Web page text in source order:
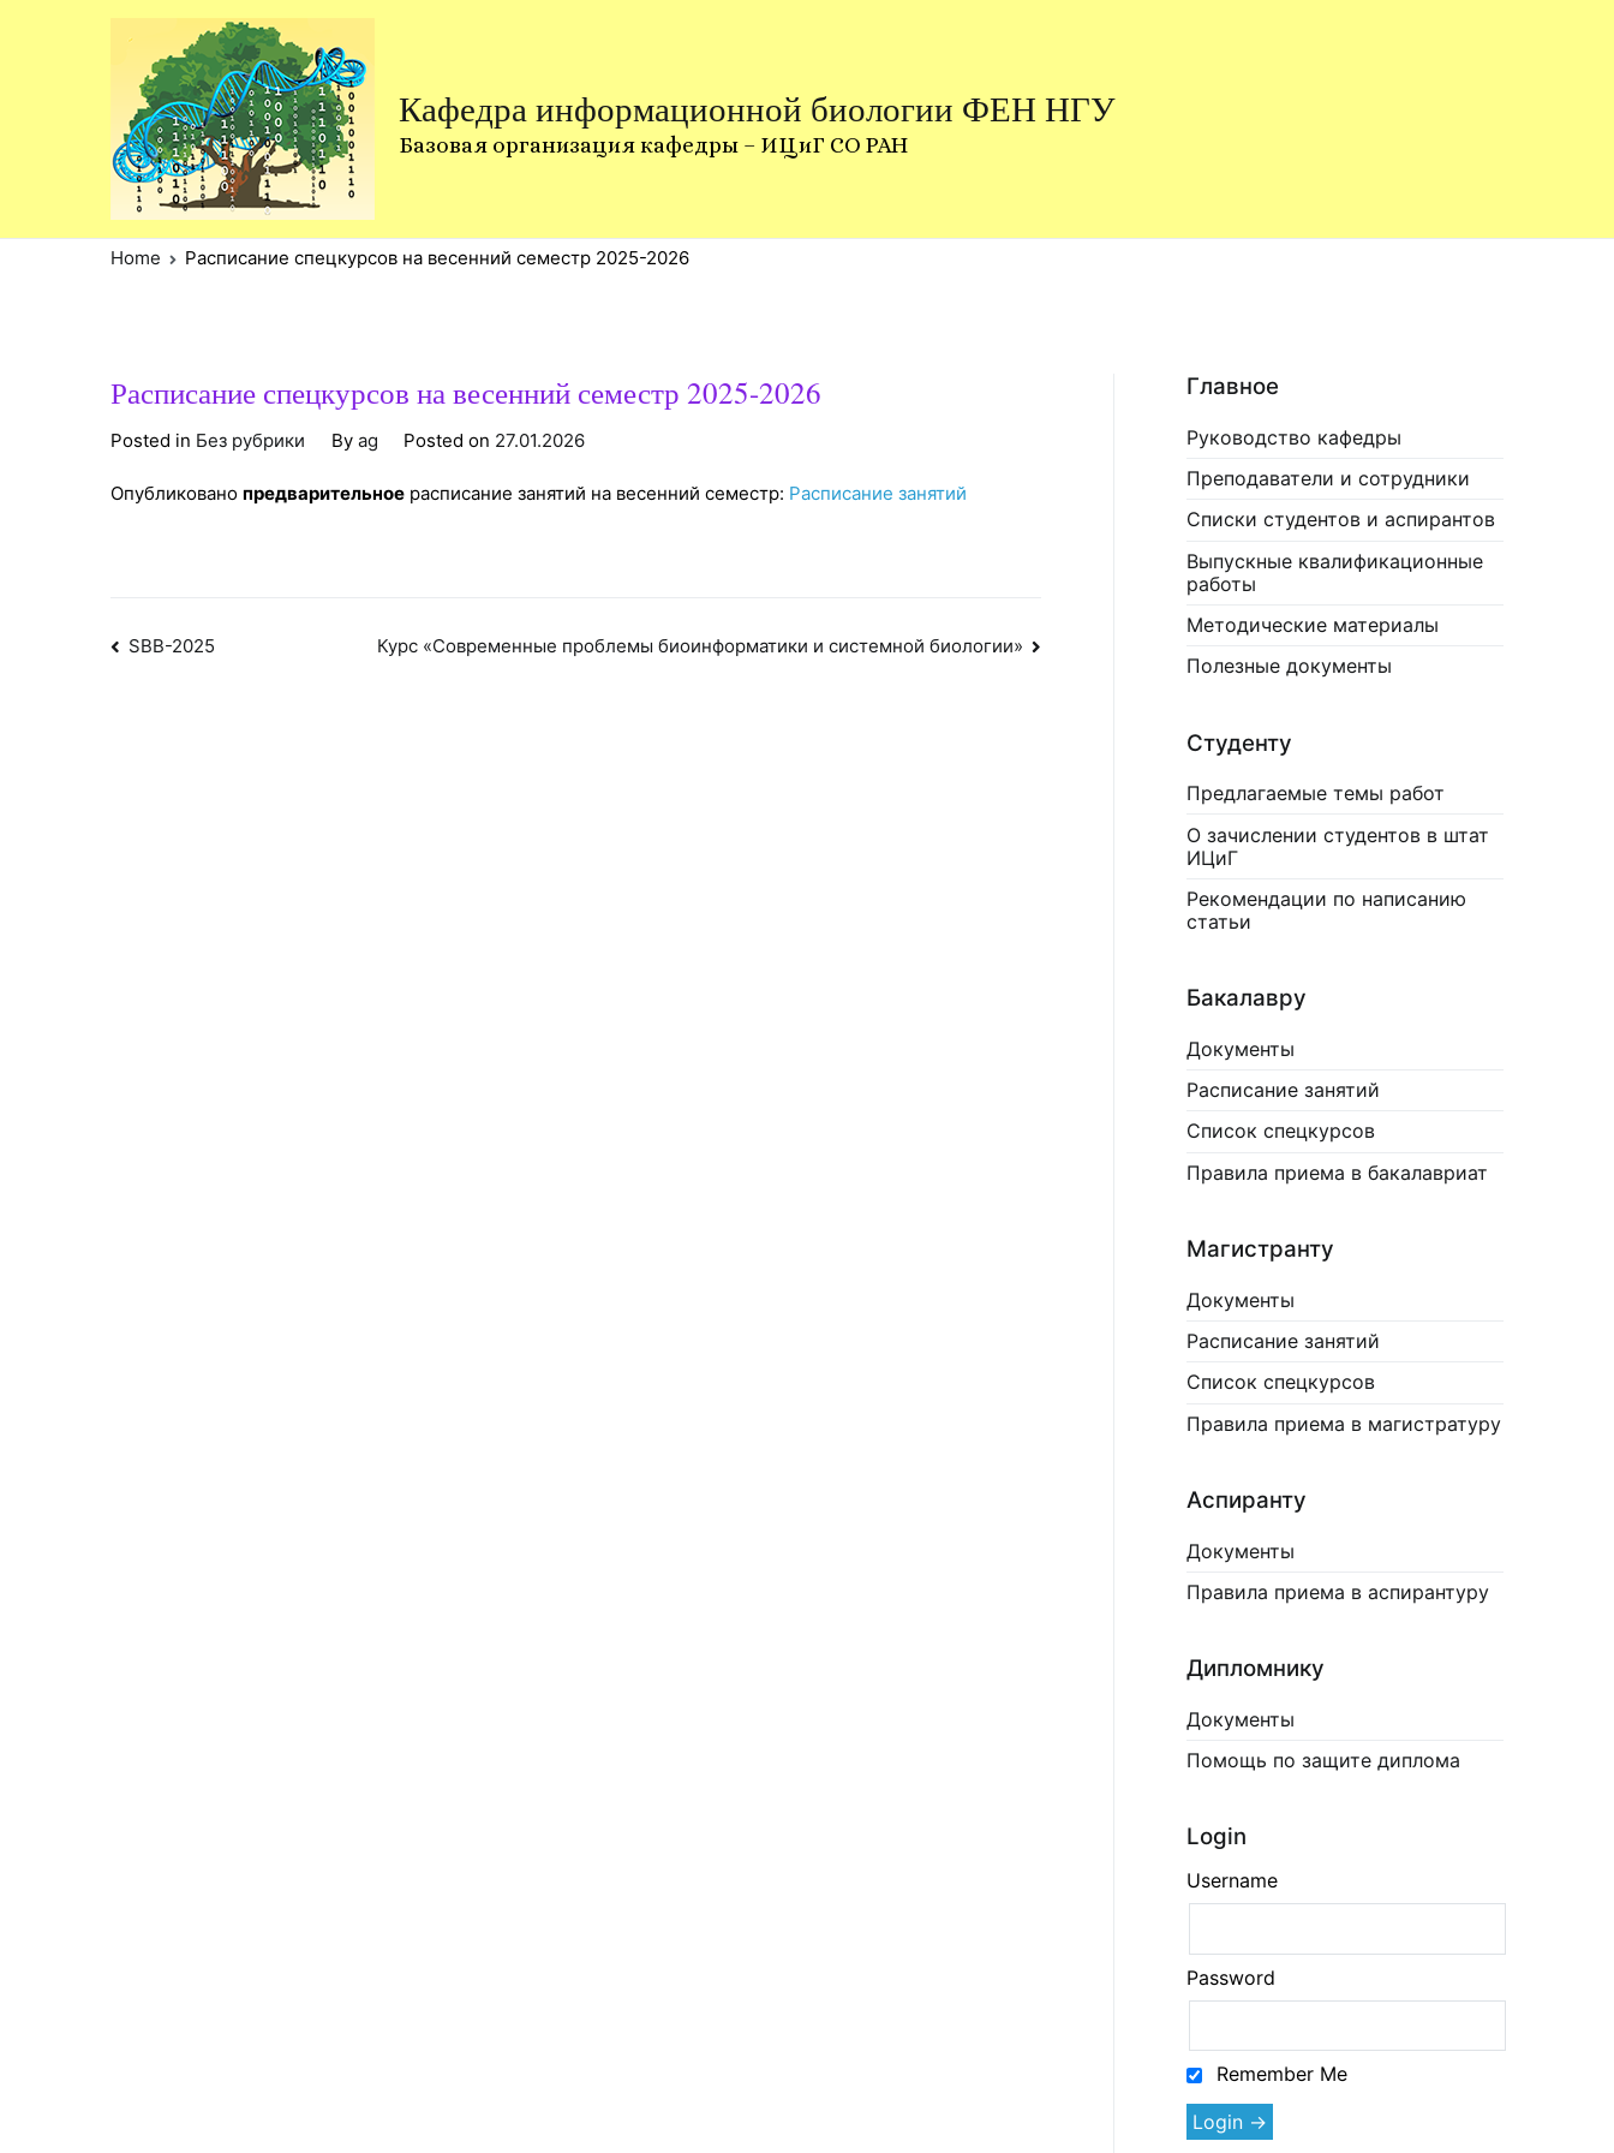
Кафедра информационной биологии ФЕН НГУ
Базовая организация кафедры – ИЦиГ СО РАН
Home Расписание спецкурсов на весенний семестр 2025-2026
Расписание спецкурсов на весенний семестр 2025-2026
Posted in Без рубрики By ag Posted on 27.01.2026
Опубликовано предварительное расписание занятий на весенний семестр: Расписание занятий
Навигация
SBB-2025 Курс «Современные проблемы биоинформатики и системной биологии»
Главное
Руководство кафедры
Преподаватели и сотрудники
Списки студентов и аспирантов
Выпускные квалификационные
работы
Методические материалы
Полезные документы
Студенту
Предлагаемые темы работ
О зачислении студентов в штат
ИЦиГ
Рекомендации по написанию
статьи
Бакалавру
Документы
Расписание занятий
Список спецкурсов
Правила приема в бакалавриат
Магистранту
Документы
Расписание занятий
Список спецкурсов
Правила приема в магистратуру
Аспиранту
Документы
Правила приема в аспирантуру
Дипломнику
Документы
Помощь по защите диплома
Login
Username
Password
Remember Me